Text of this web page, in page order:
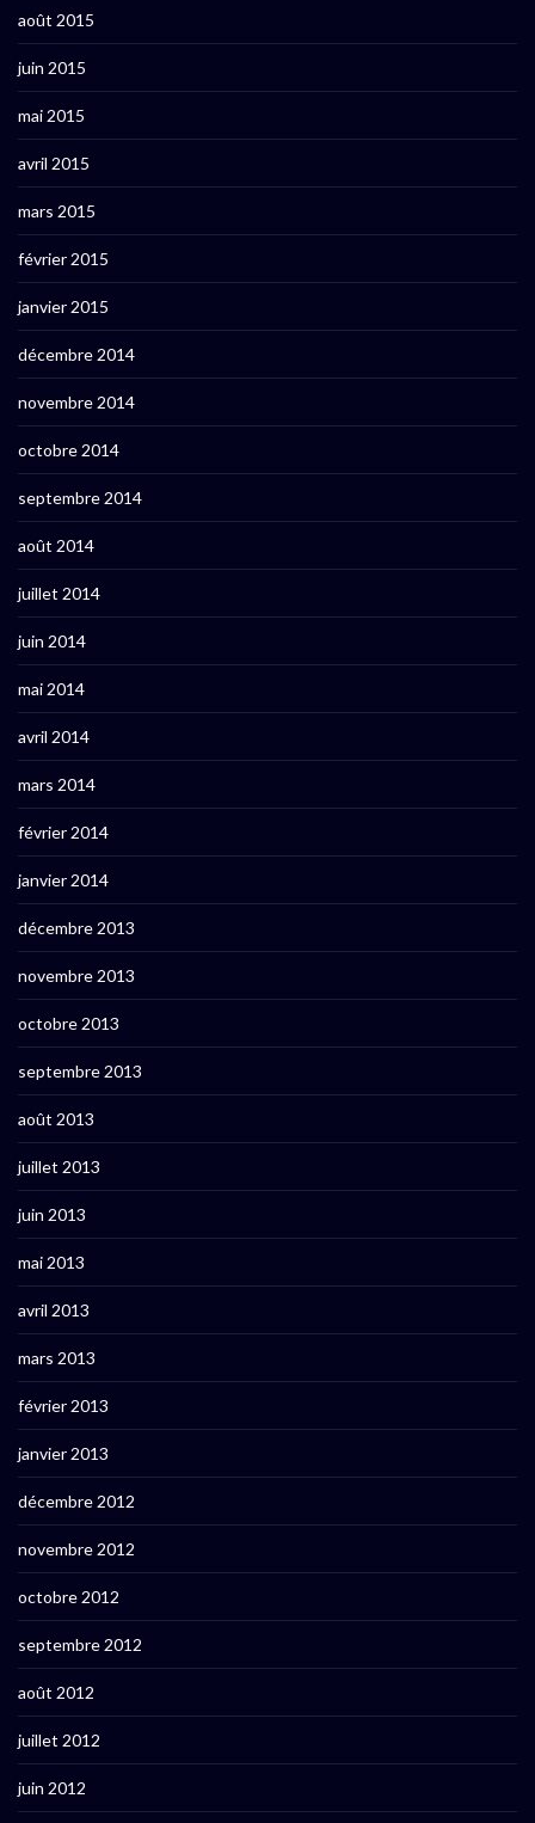
août 2015
juin 2015
mai 2015
avril 2015
mars 2015
février 2015
janvier 2015
décembre 2014
novembre 2014
octobre 2014
septembre 2014
août 2014
juillet 2014
juin 2014
mai 2014
avril 2014
mars 2014
février 2014
janvier 2014
décembre 2013
novembre 2013
octobre 2013
septembre 2013
août 2013
juillet 2013
juin 2013
mai 2013
avril 2013
mars 2013
février 2013
janvier 2013
décembre 2012
novembre 2012
octobre 2012
septembre 2012
août 2012
juillet 2012
juin 2012